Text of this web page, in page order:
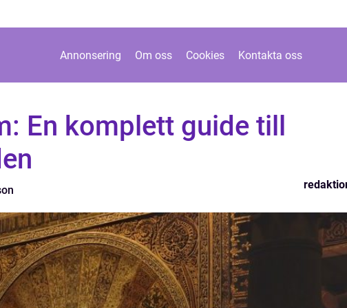
Annonsering Om oss Cookies Kontakta oss
En komplett guide till